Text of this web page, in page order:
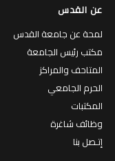
عن القدس
لمحة عن جامعة القدس
مكتب رئيس الجامعة
المتاحف والمراكز
الحرم الجامعي
المكتبات
وظائف شاغرة
إتـصل بنا